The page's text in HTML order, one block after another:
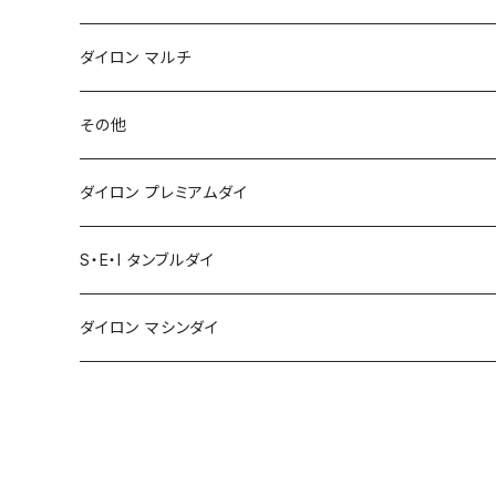
ダイロン マルチ
その他
ダイロン プレミアムダイ
S・E・I タンブルダイ
ダイロン マシンダイ